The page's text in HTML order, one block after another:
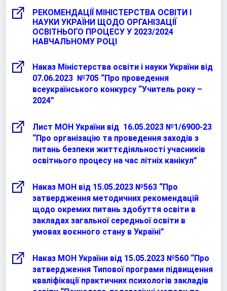
РЕКОМЕНДАЦІЇ МІНІСТЕРСТВА ОСВІТИ І
НАУКИ УКРАЇНИ ЩОДО ОРГАНІЗАЦІЇ
ОСВІТНЬОГО ПРОЦЕСУ У 2023/2024
НАВЧАЛЬНОМУ РОЦІ
Наказ Міністерства освіти і науки України від
07.06.2023 №705 “Про проведення
всеукраїнського конкурсу “Учитель року –
2024”
Лист МОН України від 16.05.2023 №1/6900-23
“Про організацію та проведення заходів з
питань безпеки життєдіяльності учасників
освітнього процесу на час літніх канікул”
Наказ МОН від 15.05.2023 №563 “Про
затвердження методичних рекомендацій
щодо окремих питань здобуття освіти в
закладах загальної середньої освіти в
умовах воєнного стану в Україні”
Наказ МОН України від 15.05.2023 №560 “Про
затвердження Типової програми підвищення
кваліфікації практичних психологів закладів